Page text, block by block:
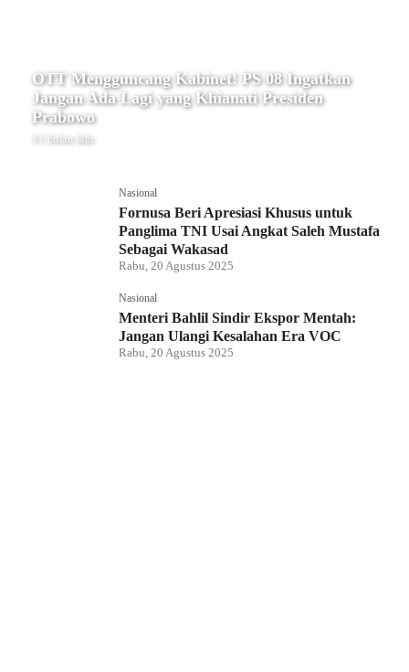
OTT Mengguncang Kabinet! PS 08 Ingatkan
Jangan Ada Lagi yang Khianati Presiden
Prabowo
11 bulan lalu
Nasional
Fornusa Beri Apresiasi Khusus untuk
Panglima TNI Usai Angkat Saleh Mustafa
Sebagai Wakasad
Rabu, 20 Agustus 2025
Nasional
Menteri Bahlil Sindir Ekspor Mentah:
Jangan Ulangi Kesalahan Era VOC
Rabu, 20 Agustus 2025